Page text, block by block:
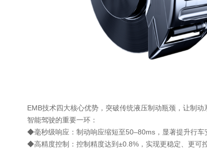
EMB技术四大核心优势，突破传统液压制动瓶颈，让制动
智能驾驶的重要一环：
◆毫秒级响应：制动响应缩短至50–80ms，显著提升行车
◆高精度控制：控制精度达到±0.8%，实现更稳定、更可